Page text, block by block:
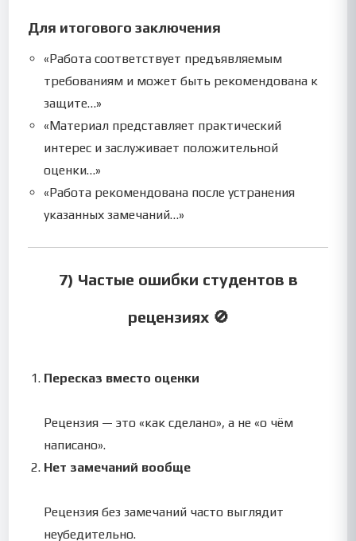
Для итогового заключения
«Работа соответствует предъявляемым
требованиям и может быть рекомендована к
защите…»
«Материал представляет практический
интерес и заслуживает положительной
оценки…»
«Работа рекомендована после устранения
указанных замечаний…»
7) Частые ошибки студентов в
рецензиях 🚫
Пересказ вместо оценки
Рецензия — это «как сделано», а не «о чём
написано».
Нет замечаний вообще
Рецензия без замечаний часто выглядит
неубедительно.